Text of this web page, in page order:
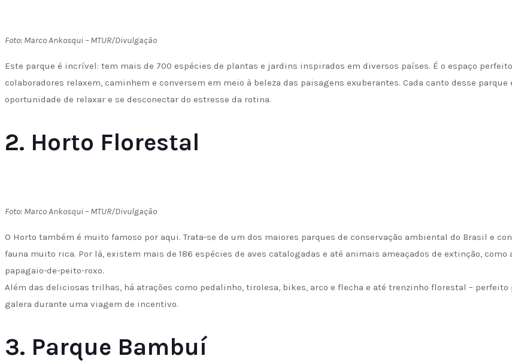
Foto: Marco Ankosqui – MTUR/Divulgação
Este parque é incrível: tem mais de 700 espécies de plantas e jardins inspirados em diversos países. É o espaço
colaboradores relaxem, caminhem e conversem em meio à beleza das paisagens exuberantes. Cada canto desse parque
oportunidade de relaxar e se desconectar do estresse da rotina.
2. Horto Florestal
Foto: Marco Ankosqui – MTUR/Divulgação
O Horto também é muito famoso por aqui. Trata-se de um dos maiores parques de conservação ambiental do Brasil e
fauna muito rica. Por lá, existem mais de 186 espécies de aves catalogadas e até animais ameaçados de extinção, como
papagaio-de-peito-roxo.
Além das deliciosas trilhas, há atrações como pedalinho, tirolesa, bikes, arco e flecha e até trenzinho florestal – perfeito
galera durante uma viagem de incentivo.
3. Parque Bambuí